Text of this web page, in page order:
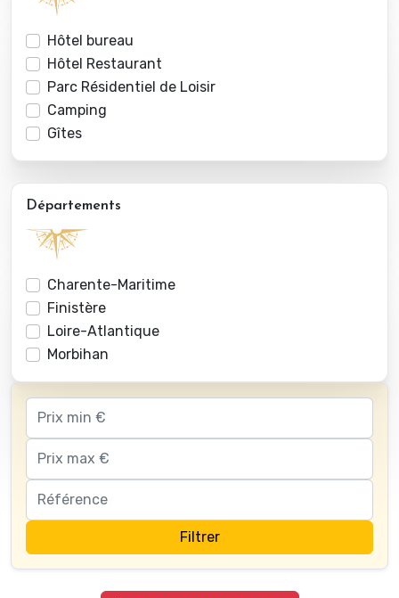
Hôtel bureau
Hôtel Restaurant
Parc Résidentiel de Loisir
Camping
Gîtes
Départements
Charente-Maritime
Finistère
Loire-Atlantique
Morbihan
Filtrer